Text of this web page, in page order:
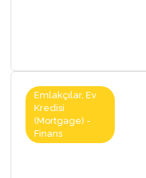
Emlakçılar, Ev
Kredisi
(Mortgage) -
Finans